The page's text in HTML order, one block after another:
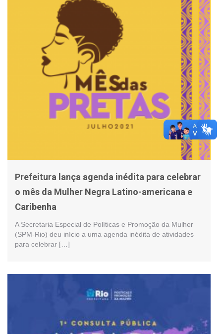
Prefeitura lança agenda inédita para celebrar
o mês da Mulher Negra Latino-americana e
Caribenha
A Secretaria Especial de Políticas e Promoção da Mulher
(SPM-Rio) deu início a uma agenda inédita de atividades
para celebrar […]